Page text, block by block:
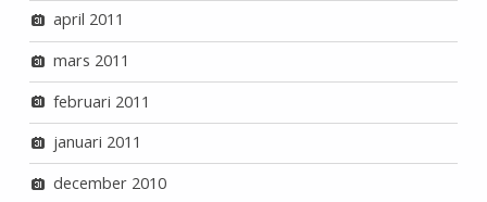
april 2011
mars 2011
februari 2011
januari 2011
december 2010